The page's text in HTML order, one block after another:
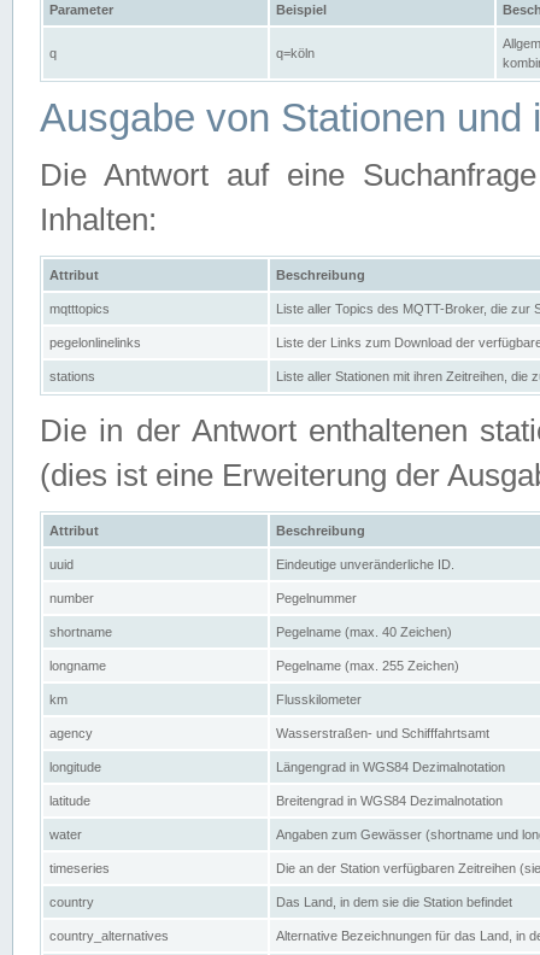
Parameter Beispiel
q q=köln
Ausgabe von Stationen und
Die Antwort auf eine
Inhalten:
Attribut Beschreibung
mqtttopics Liste aller Topics des MQTT-Broker, die zur
pegelonlinelinks Liste der Links zum Download der
stations Liste aller Stationen mit ihren Zeitreihen, die
Die in der Antwort enthaltenen
(dies ist eine Erweiterung der
Attribut Beschreibung
uuid Eindeutige unveränderliche ID.
number Pegelnummer
shortname Pegelname (max. 40 Zeichen)
longname Pegelname (max. 255 Zeichen)
km Flusskilometer
agency Wasserstraßen- und Schifffahrtsamt
longitude Längengrad in WGS84 Dezimalnotation
latitude Breitengrad in WGS84 Dezimalnotation
water Angaben zum Gewässer (shortname und
timeseries Die an der Station verfügbaren Zeitreihen
country Das Land, in dem sie die Station befindet
country_alternatives Alternative Bezeichnungen für das Land, in